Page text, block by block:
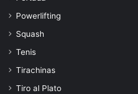
Powerlifting
Squash
Tenis
Tirachinas
Tiro al Plato